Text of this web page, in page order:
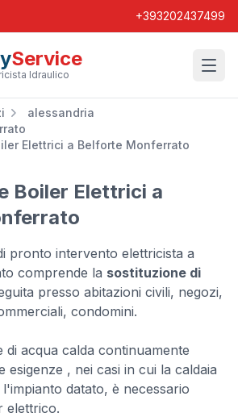
+393202437499
Service
Idraulico
alessandria
Elettrici a Belforte Monferrato
Boiler Elettrici a
pronto intervento elettricista a
comprende la sostituzione di
presso abitazioni civili, negozi,
condomini.
acqua calda continuamente
esigenze , nei casi in cui la caldaia
datato, è necessario
elettrico.